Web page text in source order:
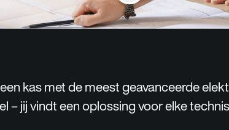
kas met de meest geavanceerde
– jij vindt een oplossing voor elke